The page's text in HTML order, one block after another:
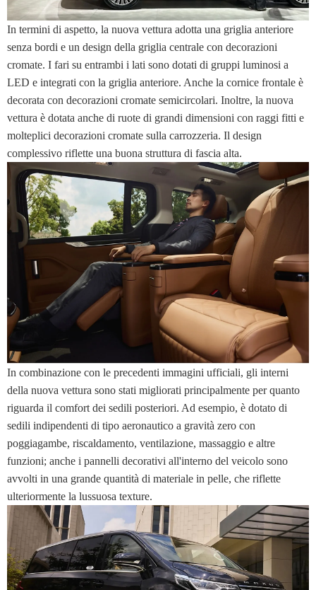
In termini di aspetto, la nuova vettura adotta una griglia anteriore
senza bordi e un design della griglia centrale con decorazioni
cromate. I fari su entrambi i lati sono dotati di gruppi luminosi a
LED e integrati con la griglia anteriore. Anche la cornice frontale è
decorata con decorazioni cromate semicircolari. Inoltre, la nuova
vettura è dotata anche di ruote di grandi dimensioni con raggi fitti e
molteplici decorazioni cromate sulla carrozzeria. Il design
complessivo riflette una buona struttura di fascia alta.
In combinazione con le precedenti immagini ufficiali, gli interni
della nuova vettura sono stati migliorati principalmente per quanto
riguarda il comfort dei sedili posteriori. Ad esempio, è dotato di
sedili indipendenti di tipo aeronautico a gravità zero con
poggiagambe, riscaldamento, ventilazione, massaggio e altre
funzioni; anche i pannelli decorativi all'interno del veicolo sono
avvolti in una grande quantità di materiale in pelle, che riflette
ulteriormente la lussuosa texture.